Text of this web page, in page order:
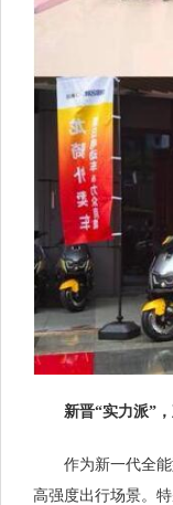
新晋“实力派”
作为新一代全
高强度出行场景。